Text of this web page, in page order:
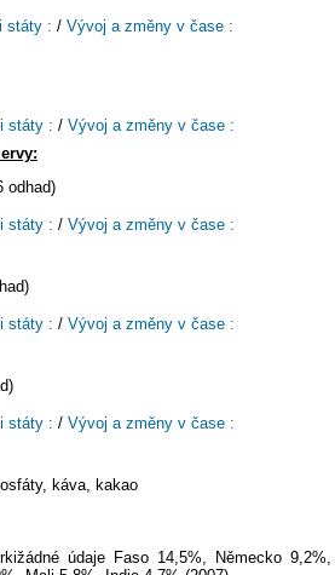
státy : / Vývoj a změny v čase :
státy : / Vývoj a změny v čase :
odhad)
státy : / Vývoj a změny v čase :
státy : / Vývoj a změny v čase :
státy : / Vývoj a změny v čase :
káva, kakao
údaje Faso 14,5%, Německo 9,2%,